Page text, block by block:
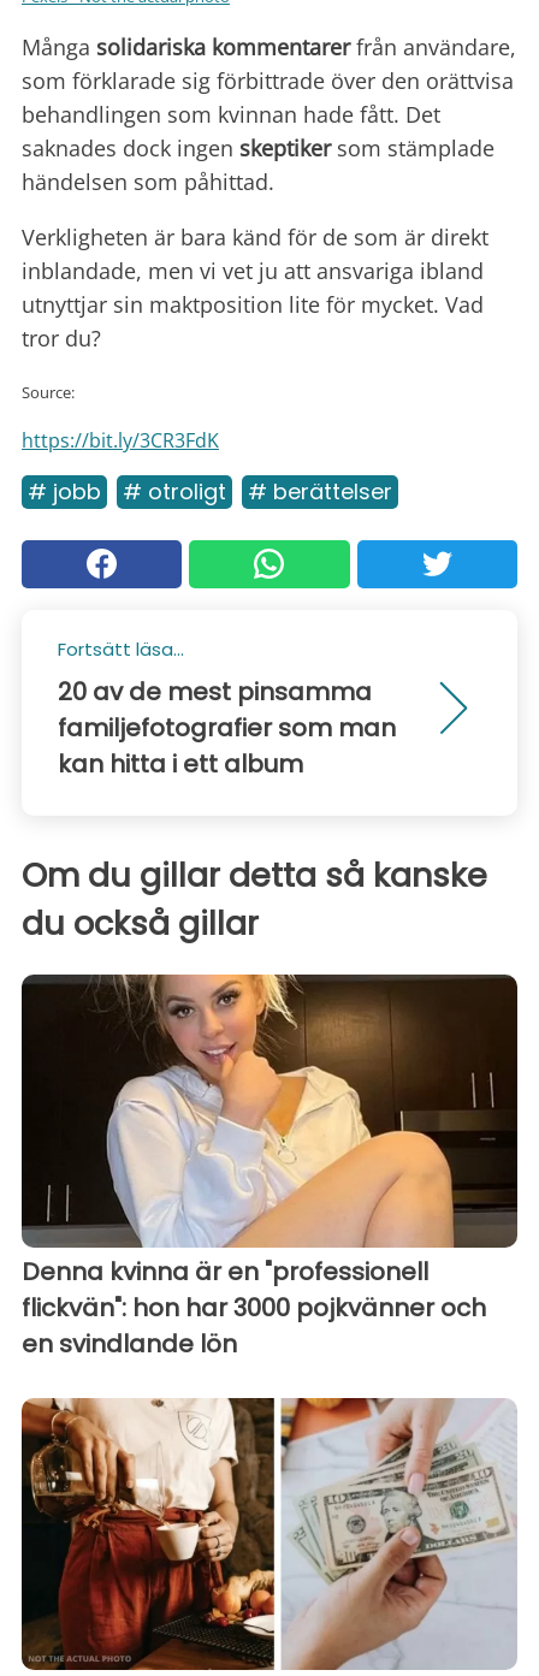
Många solidariska kommentarerfrån användare,
som förklarade sig förbittrade över den orättvisa
behandlingen som kvinnan hade fått. Det
saknades dock ingen skeptikersom stämplade
händelsen som påhittad.
Verkligheten är bara känd för de som är direkt
inblandade, men vi vet ju att ansvariga ibland
utnyttjar sin maktposition lite för mycket. Vad
tror du?
Source:
https://bit.ly/3CR3FdK
# jobb # otroligt # berättelser
Fortsätt läsa...
20 av de mest pinsamma
familjefotografier som man
kan hitta i ett album
Om du gillar detta så kanske
du också gillar
Denna kvinna är en "professionell
flickvän": hon har 3000 pojkvänner och
en svindlande lön